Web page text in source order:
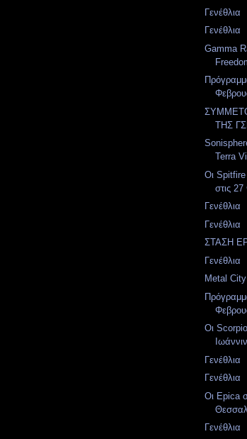
Γενέθλια
Γενέθλια
Gamma
ΤΗΣ
Terra
Οι
στις
Γενέθλια
Γενέθλια
ΣΤΑΣΗ
Γενέθλια
Metal
Οι
Γενέθλια
Γενέθλια
Οι Epica
Γενέθλια